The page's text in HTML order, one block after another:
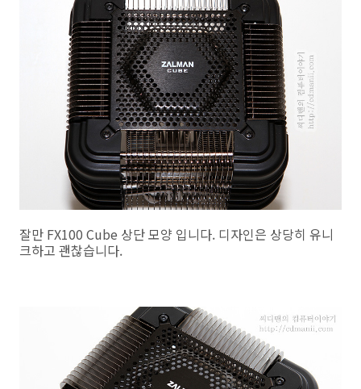
잘만 FX100 Cube 상단 모양 입니다. 디자인은 상당히 유니
크하고 괜찮습니다.